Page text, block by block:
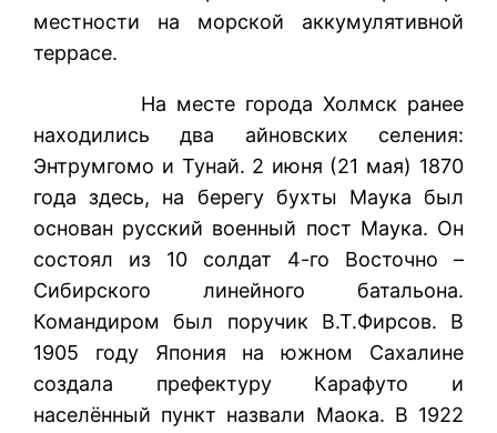
местности на морской аккумулятивной
террасе.
На месте города Холмск ранее
находились два айновских селения:
Энтрумгомо и Тунай. 2 июня (21 мая) 1870
года здесь, на берегу бухты Маука был
основан русский военный пост Маука. Он
состоял из 10 солдат 4-го Восточно –
Сибирского линейного батальона.
Командиром был поручик В.Т.Фирсов. В
1905 году Япония на южном Сахалине
создала префектуру Карафуто и
населённый пункт назвали Маока. В 1922